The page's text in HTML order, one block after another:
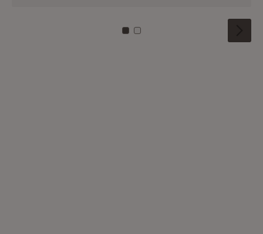
Zu Kachel: 0
Zu Kachel: 1